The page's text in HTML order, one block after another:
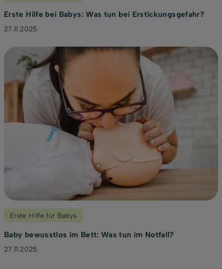
Erste Hilfe bei Babys: Was tun bei Erstickungsgefahr?
27.11.2025
Erste Hilfe für Babys
Baby bewusstlos im Bett: Was tun im Notfall?
27.11.2025